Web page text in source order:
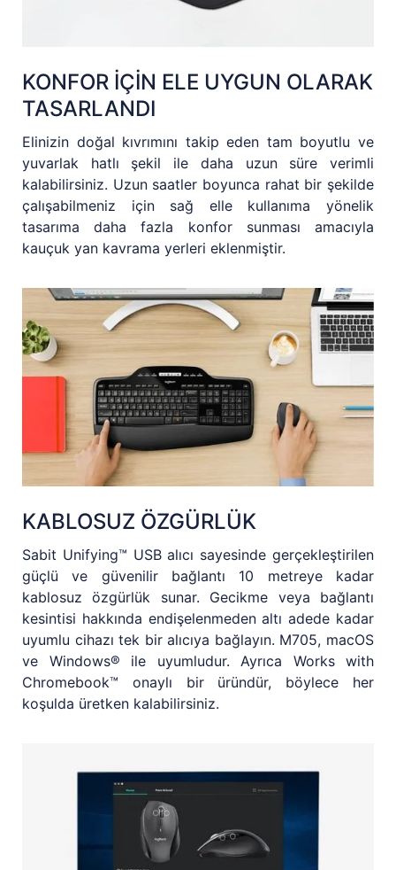
KONFOR İÇİN ELE UYGUN OLARAK
TASARLANDI
Elinizin doğal kıvrımını takip eden tam boyutlu ve
yuvarlak hatlı şekil ile daha uzun süre verimli
kalabilirsiniz. Uzun saatler boyunca rahat bir şekilde
çalışabilmeniz için sağ elle kullanıma yönelik
tasarıma daha fazla konfor sunması amacıyla
kauçuk yan kavrama yerleri eklenmiştir.
KABLOSUZ ÖZGÜRLÜK
Sabit Unifying™ USB alıcı sayesinde gerçekleştirilen
güçlü ve güvenilir bağlantı 10 metreye kadar
kablosuz özgürlük sunar. Gecikme veya bağlantı
kesintisi hakkında endişelenmeden altı adede kadar
uyumlu cihazı tek bir alıcıya bağlayın. M705, macOS
ve Windows® ile uyumludur. Ayrıca Works with
Chromebook™ onaylı bir üründür, böylece her
koşulda üretken kalabilirsiniz.